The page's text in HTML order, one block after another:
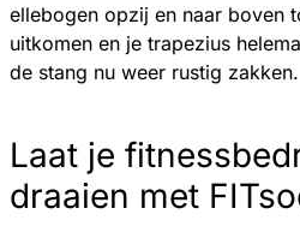
ellebogen opzij en naar boven
uitkomen en je trapezius
de stang nu weer rustig zakken.
Laat je
draaien met